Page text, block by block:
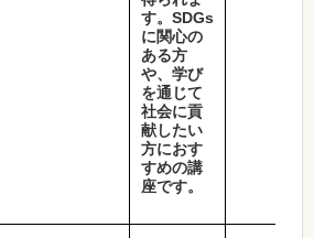
す。SDGs
に関心の
ある方
や、学び
を通じて
社会に貢
献したい
方におす
すめの講
座です。